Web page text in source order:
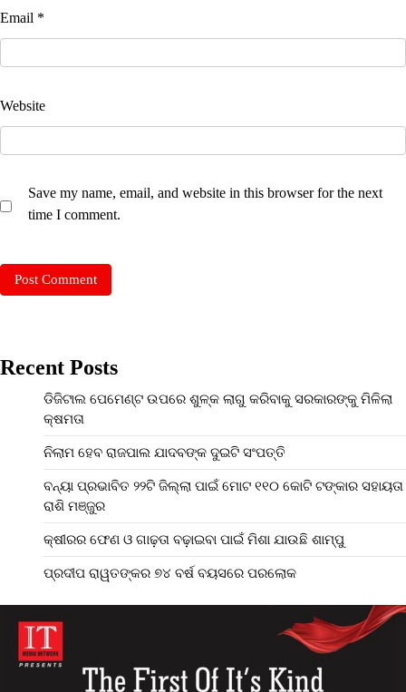
Email *
Website
Save my name, email, and website in this browser for the next
time I comment.
Recent Posts
ଡିଜିଟାଲ ପେମେଣ୍ଟ ଉପରେ ଶୁଳ୍କ ଲାଗୁ କରିବାକୁ ସରକାରଙ୍କୁ ମିଳିଲା
କ୍ଷମତା
ନିଲାମ ହେବ ରାଜପାଲ ଯାଦବଙ୍କ ଦୁଇଟି ସଂପତ୍ତି
ବନ୍ୟା ପ୍ରଭାବିତ ୨୨ଟି ଜିଲ୍ଲା ପାଇଁ ମୋଟ ୧୧୦ କୋଟି ଟଙ୍କାର ସହାୟତା
ରାଶି ମଞ୍ଜୁର
କ୍ଷୀରର ଫେଣ ଓ ଗାଢ଼ତା ବଢ଼ାଇବା ପାଇଁ ମିଶା ଯାଉଛି ଶାମ୍ପୁ
ପ୍ରଦୀପ ରାୱତଙ୍କର ୭୪ ବର୍ଷ ବୟସରେ ପରଲୋକ